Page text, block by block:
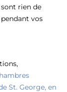
rien de
vos
St. George, en